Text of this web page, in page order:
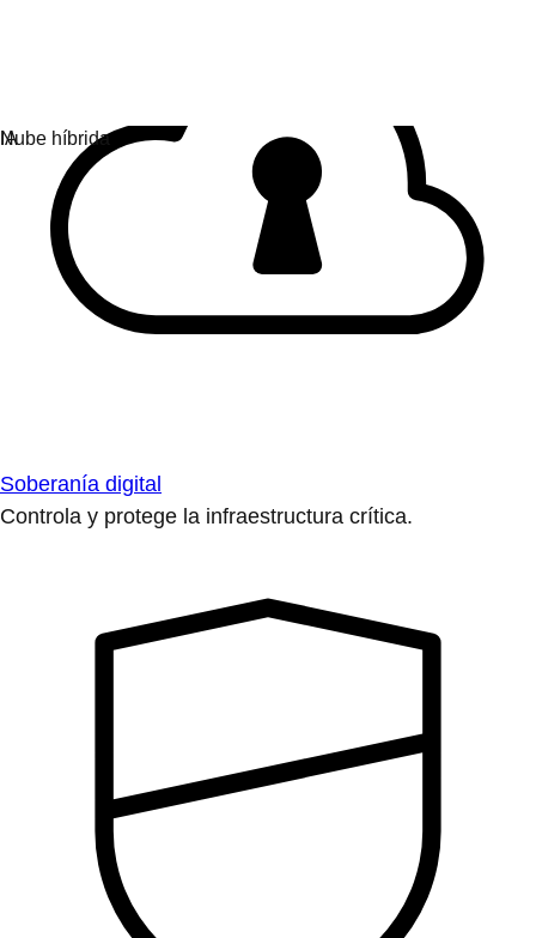
Soberanía digital
Controla y protege la infraestructura crítica.